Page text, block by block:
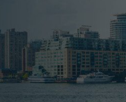
yksityisyyttä
suojaavaan
tekoälyyn.
Identity
Defender
Tehokas
työkalukokonaisuus
identiteetin